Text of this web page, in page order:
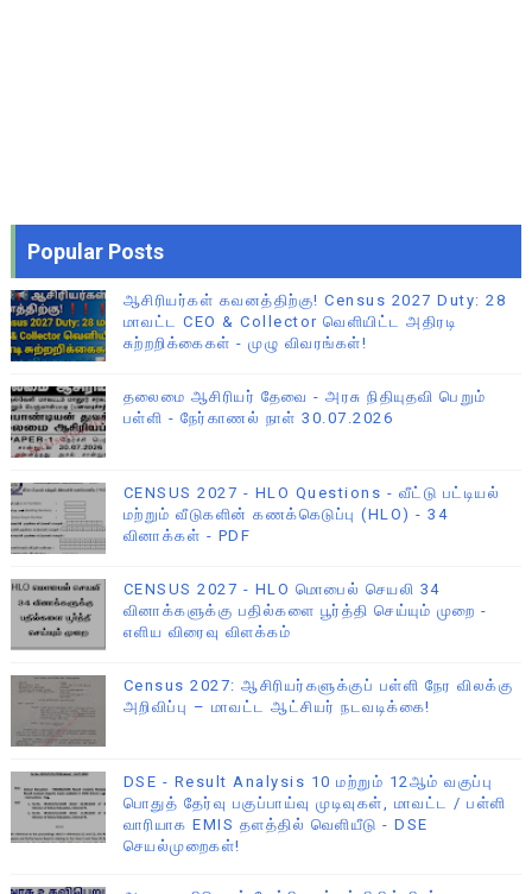
Popular Posts
ஆசிரியர்கள் கவனத்திற்கு! Census 2027 Duty: 28
மாவட்ட CEO & Collector வெளியிட்ட அதிரடி
சுற்றறிக்கைகள் - முழு விவரங்கள்!
தலைமை ஆசிரியர் தேவை - அரசு நிதியுதவி பெறும்
பள்ளி - நேர்காணல் நாள் 30.07.2026
CENSUS 2027 - HLO Questions - வீட்டு பட்டியல்
மற்றும் வீடுகளின் கணக்கெடுப்பு (HLO) - 34
வினாக்கள் - PDF
CENSUS 2027 - HLO மொபைல் செயலி 34
வினாக்களுக்கு பதில்களை பூர்த்தி செய்யும் முறை -
எளிய விரைவு விளக்கம்
Census 2027: ஆசிரியர்களுக்குப் பள்ளி நேர விலக்கு
அறிவிப்பு – மாவட்ட ஆட்சியர் நடவடிக்கை!
DSE - Result Analysis 10 மற்றும் 12ஆம் வகுப்பு
பொதுத் தேர்வு பகுப்பாய்வு முடிவுகள், மாவட்ட / பள்ளி
வாரியாக EMIS தளத்தில் வெளியீடு - DSE
செயல்முறைகள்!